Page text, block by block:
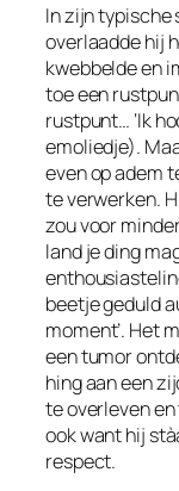
In zijn typische
overlaadde hij
kwebbelde en
toe een
rustpunt… ‘Ik
emoliedje).
even op adem
te verwerken.
zou voor
land je ding
beetje geduld
moment’. Het
een tumor
hing aan een
te overleven
ook want hij
respect.